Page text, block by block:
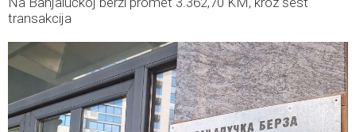
transakcija